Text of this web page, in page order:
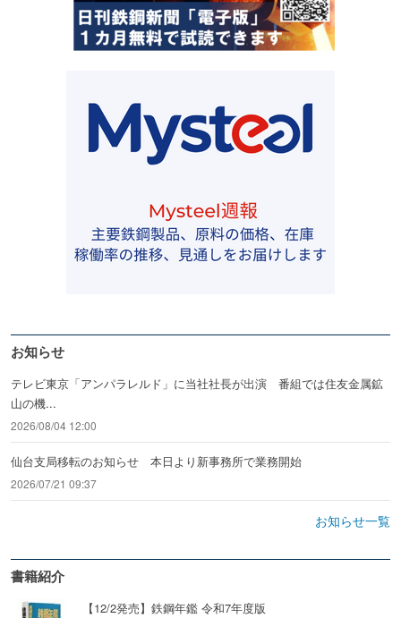
お知らせ
テレビ東京「アンパラレルド」に当社社長が出演 番組では住友金属鉱
山の機...
2026/08/04 12:00
仙台支局移転のお知らせ 本日より新事務所で業務開始
2026/07/21 09:37
お知らせ一覧
書籍紹介
【12/2発売】鉄鋼年鑑 令和7年度版